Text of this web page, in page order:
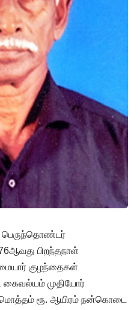
பெருந்தொண்டர்
பிறந்தநாள்
குழந்தைகள்
கைவல்யம் முதியோர்
மொத்தம் ரூ. ஆயிரம் நன்கொடை